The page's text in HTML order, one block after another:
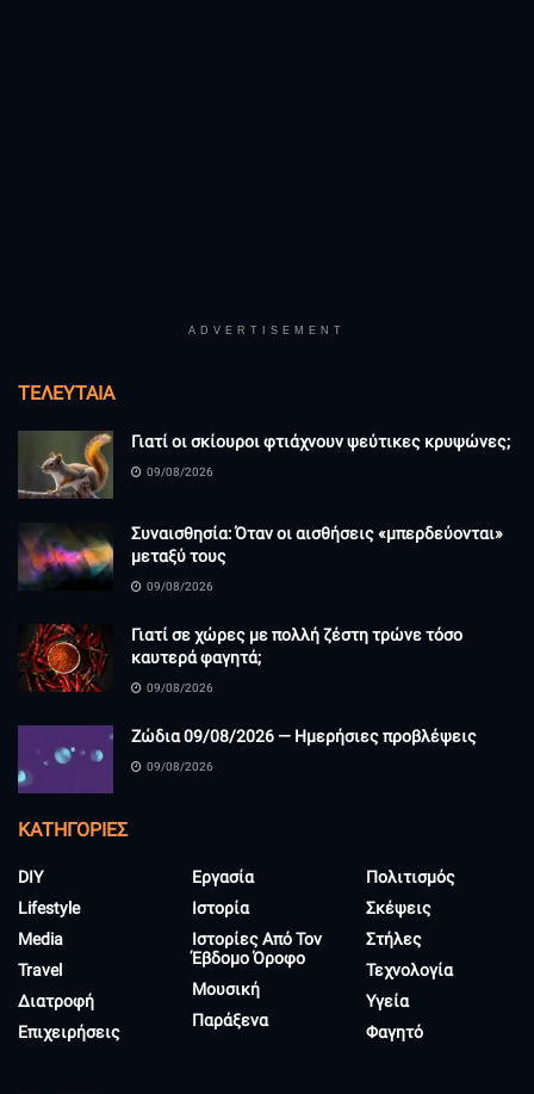
ADVERTISEMENT
ΤΕΛΕΥΤΑΊΑ
Γιατί οι σκίουροι φτιάχνουν ψεύτικες κρυψώνες;
09/08/2026
Συναισθησία: Όταν οι αισθήσεις «μπερδεύονται»
μεταξύ τους
09/08/2026
Γιατί σε χώρες με πολλή ζέστη τρώνε τόσο
καυτερά φαγητά;
09/08/2026
Ζώδια 09/08/2026 — Ημερήσιες προβλέψεις
09/08/2026
KΑΤΗΓΟΡΊΕΣ
DIY
Lifestyle
Media
Travel
Διατροφή
Επιχειρήσεις
Εργασία
Ιστορία
Ιστορίες Από Τον
Έβδομο Όροφο
Μουσική
Παράξενα
Πολιτισμός
Σκέψεις
Στήλες
Τεχνολογία
Υγεία
Φαγητό